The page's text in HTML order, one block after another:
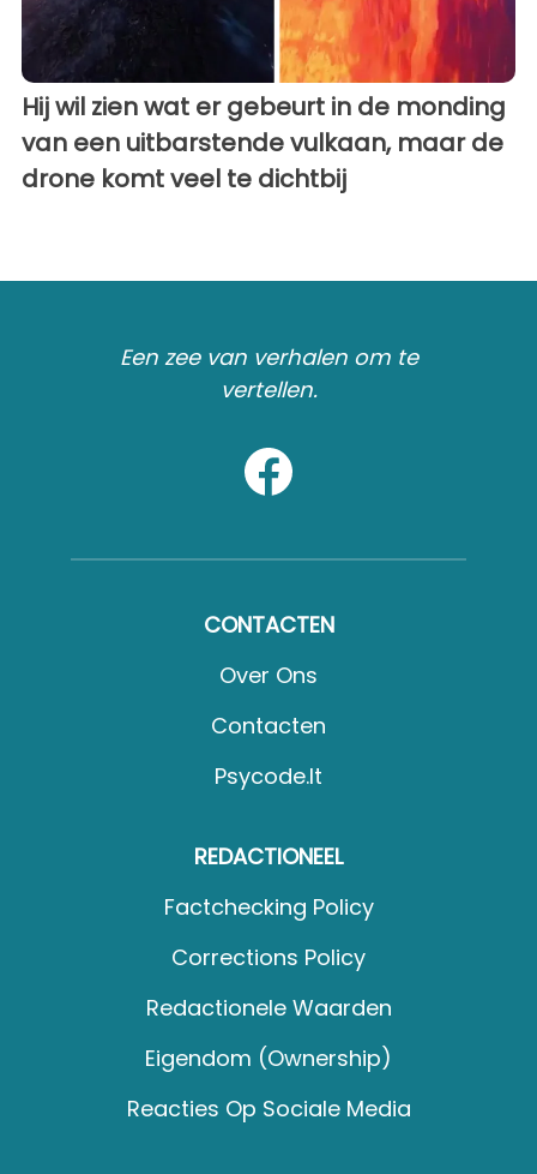
Hij wil zien wat er gebeurt in de monding
van een uitbarstende vulkaan, maar de
drone komt veel te dichtbij
Een zee van verhalen om te
vertellen.
CONTACTEN
Over Ons
Contacten
Psycode.it
REDACTIONEEL
Factchecking Policy
Corrections Policy
Redactionele Waarden
Eigendom (Ownership)
Reacties Op Sociale Media